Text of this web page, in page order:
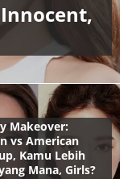
Makeover:
vs American
Kamu Lebih
Mana, Girls?